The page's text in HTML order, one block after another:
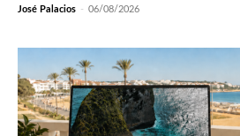
José Palacios - 06/08/2026